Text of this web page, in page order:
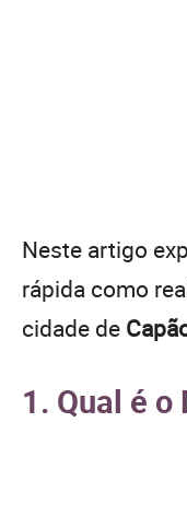
Neste artigo
rápida como
cidade de
1. Qual é o